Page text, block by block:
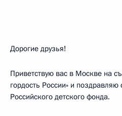
Дорогие друзья!
Приветствую вас в Москве на
гордость России» и
Российского детского фонда.